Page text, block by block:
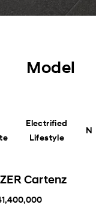
Model
Electrified
Lifestyle
N
Cartenz